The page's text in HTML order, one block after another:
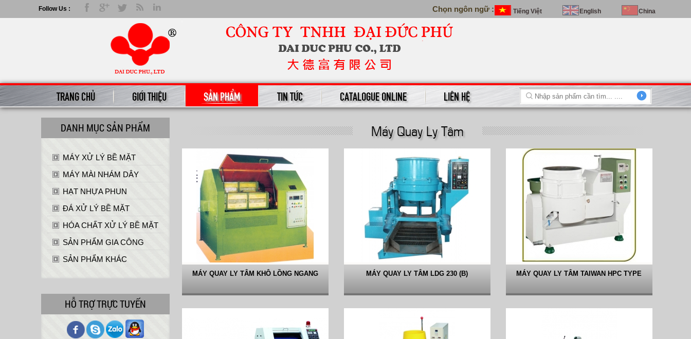
Máy Quay Ly Tâm - CÔNG TY TNHH ĐẠI ĐỨC PHÚ
Follow Us : Tiếng Việt English China
Chọn ngôn ngữ :
TRANG CHỦ GIỚI THIỆU SẢN PHẨM TIN TỨC CATALOGUE ONLINE LIÊN HỆ
DANH MỤC SẢN PHẨM
MÁY XỬ LÝ BỀ MẶT
MÁY MÀI NHÁM DÂY
HẠT NHỰA PHUN
ĐÁ XỬ LÝ BỀ MẶT
HÓA CHẤT XỬ LÝ BỀ MẶT
SẢN PHẨM GIA CÔNG
SẢN PHẨM KHÁC
HỖ TRỢ TRỰC TUYẾN
Máy Quay Ly Tâm
MÁY QUAY LY TÂM KHÔ LỒNG NGANG MÁY QUAY LY TÂM LDG 230 (B) MÁY QUAY LY TÂM TAIWAN HPC TYPE